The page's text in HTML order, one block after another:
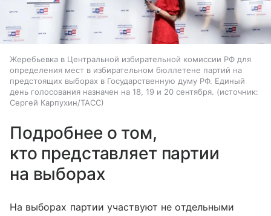
Жеребьевка в Центральной избирательной комиссии РФ для
определения мест в избирательном бюллетене партий на
предстоящих выборах в Государственную думу РФ. Единый
день голосования назначен на 18, 19 и 20 сентября.
источник:
Сергей Карпухин/ТАСС
Подробнее о том,
кто представляет партии
на выборах
На выборах партии участвуют не отдельными